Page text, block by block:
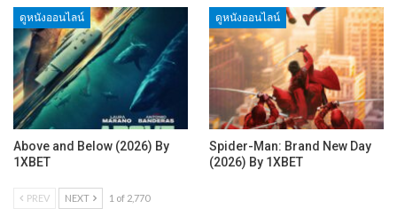
ดูหนังออนไลน์
Above and Below (2026) By
1XBET
ดูหนังออนไลน์
Spider-Man: Brand New Day
(2026) By 1XBET
PREV NEXT 1 of 2,770